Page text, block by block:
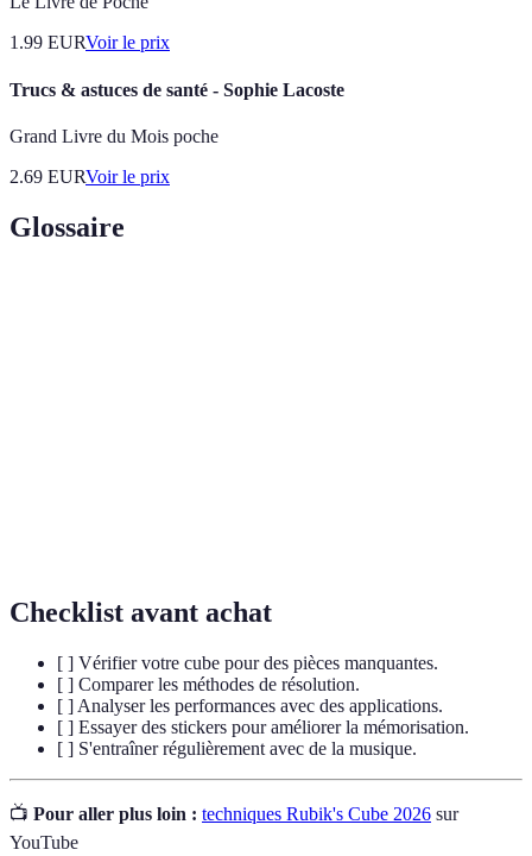
1.99 EURVoir le prix
Trucs & astuces de santé - Sophie Lacoste
Grand Livre du Mois poche
2.69 EURVoir le prix
Glossaire
Checklist avant achat
[ ] Vérifier votre cube pour des pièces manquantes.
[ ] Comparer les méthodes de résolution.
[ ] Analyser les performances avec des applications.
[ ] Essayer des stickers pour améliorer la mémorisation.
[ ] S'entraîner régulièrement avec de la musique.
📺 Pour aller plus loin : techniques Rubik's Cube 2026 sur
YouTube